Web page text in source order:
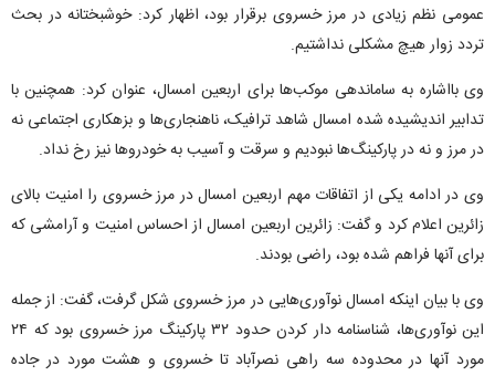
عمومی نظم زیادی در مرز خسروی برقرار بود، اظهار کرد: خوشبختانه در بحث
تردد زوار هیچ مشکلی نداشتیم.
وی بااشاره به ساماندهی موکب‌ها برای اربعین امسال، عنوان کرد: همچنین با
تدابیر اندیشیده شده امسال شاهد ترافیک، ناهنجاری‌ها و بزهکاری اجتماعی نه
در مرز و نه در پارکینگ‌ها نبودیم و سرقت و آسیب به خودروها نیز رخ نداد.
وی در ادامه یکی از اتفاقات مهم اربعین امسال در مرز خسروی را امنیت بالای
زائرین اعلام کرد و گفت: زائرین اربعین امسال از احساس امنیت و آرامشی که
برای آنها فراهم شده بود، راضی بودند.
وی با بیان اینکه امسال نوآوری‌هایی در مرز خسروی شکل گرفت، گفت: از جمله
این نوآوری‌ها، شناسنامه دار کردن حدود ۳۲ پارکینگ مرز خسروی بود که ۲۴
مورد آنها در محدوده سه راهی نصرآباد تا خسروی و هشت مورد در جاده